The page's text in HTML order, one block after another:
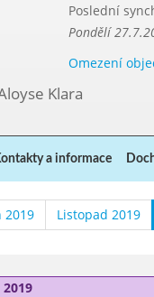
Poslední
Pondělí
Omezení
Klara
a informace
2019 Listopad 2019